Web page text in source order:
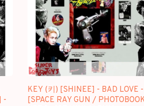
-
KEY (키) [SHINEE] - BAD LOVE -
[SPACE RAY GUN /